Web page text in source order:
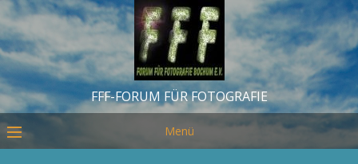
FFF-FORUM FÜR FOTOGRAFIE
Menü